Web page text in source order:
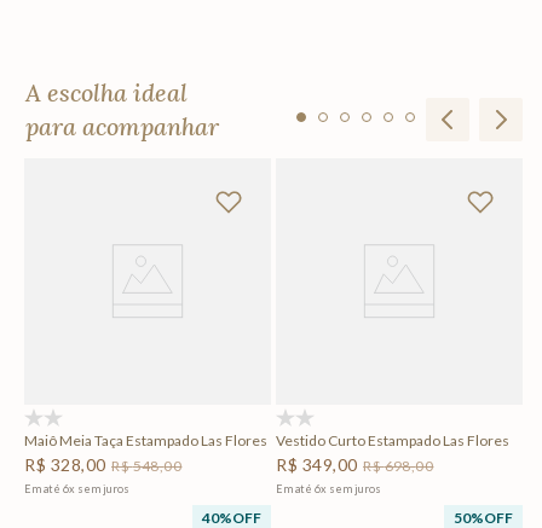
A escolha ideal
para acompanhar
Maiô Meia Taça Estampado Las Flores
R$ 328,00 R$548,00
Em até 6x sem juros
40%OFF
Vestido Curto Estampado Las Flores
R$ 349,00 R$698,00
Em até 6x sem juros
50%OFF